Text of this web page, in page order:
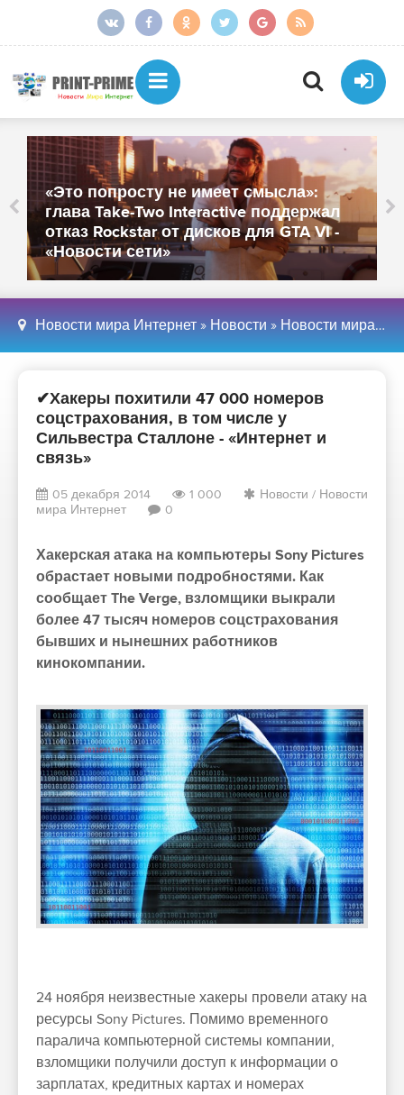
От более тысячи сотрудников
осталось около 250: «МойОфис»
закрыл офисы в Санкт-Петербурге и
Иннополисе - «Новости сети»
Новости мира Интернет » Новости » Новости мира Интернет
✔Хакеры похитили 47 000 номеров
соцстрахования, в том числе у
Сильвестра Сталлоне - «Интернет и
связь»
05 декабря 2014 1 000 Новости / Новости
мира Интернет
0
Хакерская атака на компьютеры Sony Pictures
обрастает новыми подробностями. Как
сообщает The Verge, взломщики выкрали
более 47 тысяч номеров соцстрахования
бывших и нынешних работников
кинокомпании.
24 ноября неизвестные хакеры провели атаку на
ресурсы Sony Pictures. Помимо временного
паралича компьютерной системы компании,
взломщики получили доступ к информации о
зарплатах, кредитных картах и номерах